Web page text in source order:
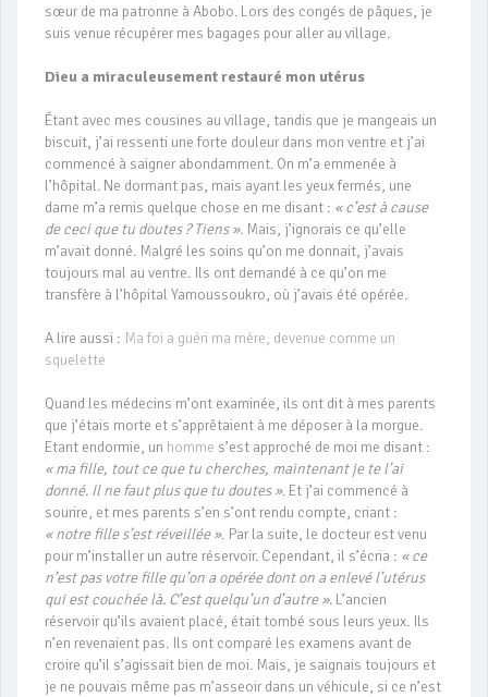
sœur de ma patronne à Abobo. Lors des congés de pâques, je
suis venue récupérer mes bagages pour aller au village.
Dieu a miraculeusement restauré mon utérus
Étant avec mes cousines au village, tandis que je mangeais un
biscuit, j’ai ressenti une forte douleur dans mon ventre et j’ai
commencé à saigner abondamment. On m’a emmenée à
l’hôpital. Ne dormant pas, mais ayant les yeux fermés, une
dame m’a remis quelque chose en me disant : « c’est à cause
de ceci que tu doutes ? Tiens ». Mais, j’ignorais ce qu’elle
m’avait donné. Malgré les soins qu’on me donnait, j’avais
toujours mal au ventre. Ils ont demandé à ce qu’on me
transfère à l’hôpital Yamoussoukro, où j’avais été opérée.
A lire aussi : Ma foi a guéri ma mère, devenue comme un
squelette
Quand les médecins m’ont examinée, ils ont dit à mes parents
que j’étais morte et s’apprêtaient à me déposer à la morgue.
Etant endormie, un homme s’est approché de moi me disant :
« ma fille, tout ce que tu cherches, maintenant je te l’ai
donné. Il ne faut plus que tu doutes ». Et j’ai commencé à
sourire, et mes parents s’en s’ont rendu compte, criant :
« notre fille s’est réveillée ». Par la suite, le docteur est venu
pour m’installer un autre réservoir. Cependant, il s’écria : « ce
n’est pas votre fille qu’on a opérée dont on a enlevé l’utérus
qui est couchée là. C’est quelqu’un d’autre ». L’ancien
réservoir qu’ils avaient placé, était tombé sous leurs yeux. Ils
n’en revenaient pas. Ils ont comparé les examens avant de
croire qu’il s’agissait bien de moi. Mais, je saignais toujours et
je ne pouvais même pas m’asseoir dans un véhicule, si ce n’est